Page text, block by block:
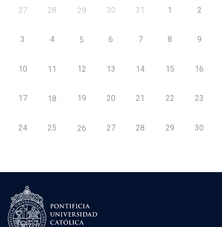
27 28 29 30 31 1 2
3 4 5 6 7 8 9
10 11 12 13 14 15 16
17 18 19 20 21 22 23
24 25 26 27 28 29 30